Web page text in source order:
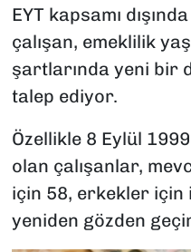
EYT kapsamı
çalışan, emeklilik
şartlarında yeni bir
talep ediyor.
Özellikle 8 Eylül
olan çalışanlar,
için 58, erkekler için
yeniden gözden